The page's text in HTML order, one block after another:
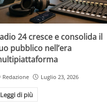
24 cresce e consolida il
pubblico nell’era
Redazione Luglio 23, 2026
Leggi di più